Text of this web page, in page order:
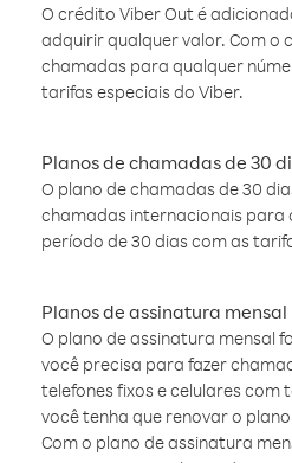
O crédito Viber Out é
adquirir qualquer valor. Com o
chamadas para qualquer
tarifas especiais do Viber.
Planos de chamadas de 30
O plano de chamadas de 30
chamadas internacionais para
período de 30 dias com as
Planos de assinatura mensal
O plano de assinatura mensal
você precisa para fazer
telefones fixos e celulares com
você tenha que renovar o
Com o plano de assinatura